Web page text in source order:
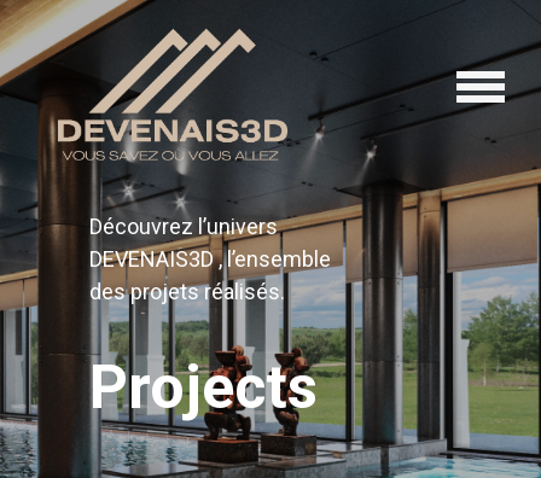
Découvrez l’univers
DEVENAIS3D , l’ensemble
des projets réalisés.
Projects